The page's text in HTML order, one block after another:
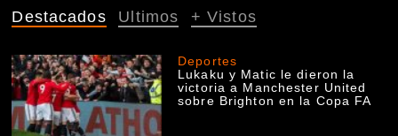
Destacados Ultimos + Vistos
Deportes
Lukaku y Matic le dieron la
victoria a Manchester United
sobre Brighton en la Copa FA